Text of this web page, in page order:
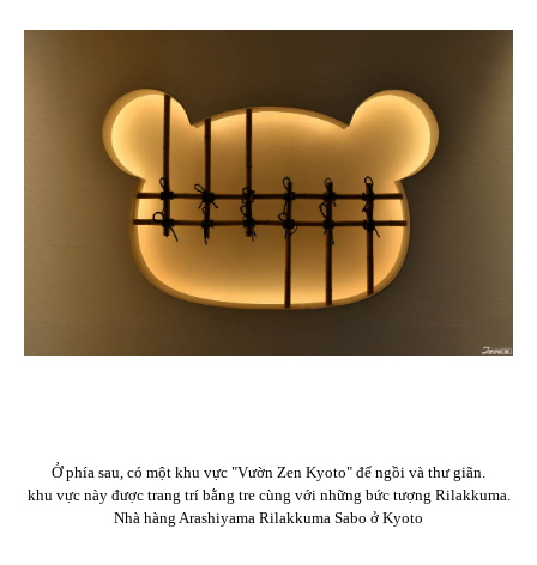
Ở phía sau, có một khu vực "Vườn Zen Kyoto" để ngồi và thư giãn.
khu vực này được trang trí bằng tre cùng với những bức tượng Rilakkuma.
Nhà hàng Arashiyama Rilakkuma Sabo ở Kyoto